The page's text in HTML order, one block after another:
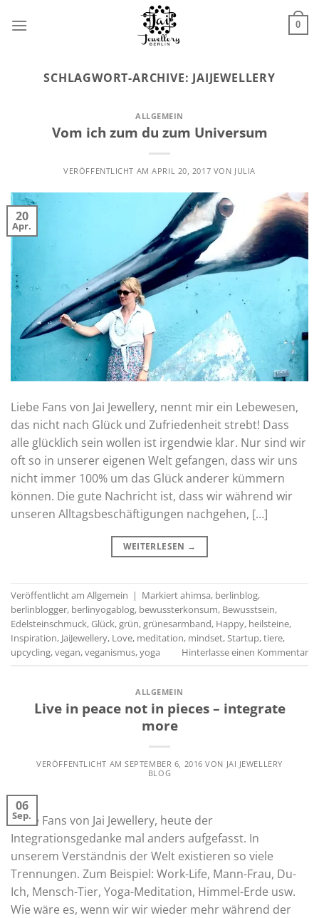
Inhalt
0
SCHLAGWORT-ARCHIVE: JAIJEWELLERY
ALLGEMEIN
Vom ich zum du zum Universum
VERÖFFENTLICHT AMAPRIL 20, 2017 VON JULIA
20
Apr.
Liebe Fans von Jai Jewellery, nennt mir ein Lebewesen,
das nicht nach Glück und Zufriedenheit strebt! Dass
alle glücklich sein wollen ist irgendwie klar. Nur sind wir
oft so in unserer eigenen Welt gefangen, dass wir uns
nicht immer 100% um das Glück anderer kümmern
können. Die gute Nachricht ist, dass wir während wir
unseren Alltagsbeschäftigungen nachgehen, […]
WEITERLESEN →
Veröffentlicht am Allgemein | Markiertahimsa, berlinblog,
berlinblogger, berlinyogablog, bewussterkonsum, Bewusstsein,
Edelsteinschmuck,Glück,grün,grünesarmband, Happy, heilsteine,
Inspiration, JaiJewellery, Love, meditation, mindset,Startup,tiere,
upcycling,vegan,veganismus,yoga Hinterlasse einen Kommentar
ALLGEMEIN
Live in peace not in pieces – integrate
more
VERÖFFENTLICHT AMSEPTEMBER 6, 2016 VON JAI JEWELLERY
BLOG
06
Sep.
Liebe Fans von Jai Jewellery, heute der
Integrationsgedanke mal anders aufgefasst. In
unserem Verständnis der Welt existieren so viele
Trennungen. Zum Beispiel: Work-Life, Mann-Frau, Du-
Ich, Mensch-Tier, Yoga-Meditation, Himmel-Erde usw.
Wie wäre es, wenn wir wir wieder mehr während der